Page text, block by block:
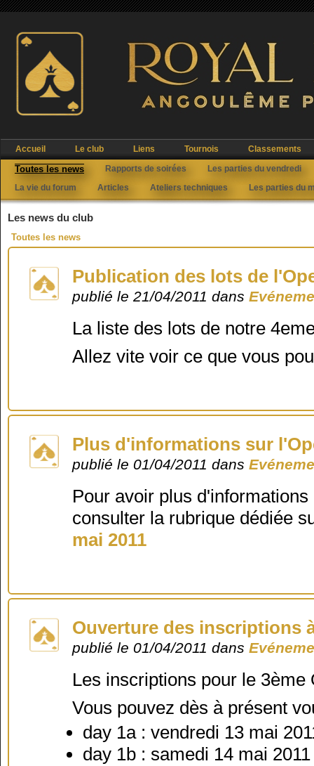
Accueil Le club Liens Tournois Classements
Toutes les news Rapports de soirées
Les parties du vendredi
La vie du forum
Articles Ateliers techniques Les parties du
Les news du club
Toutes les news
Publication des lots de
publié le 21/04/2011 dans
La liste des lots de notre
Allez vite voir ce que vous
Plus d'informations sur
publié le 01/04/2011 dans
Pour avoir plus
consulter la rubrique dédiée
mai 2011
Ouverture des inscriptions
publié le 01/04/2011 dans
Les inscriptions pour le
Vous pouvez dès à présent
day 1a : vendredi 13 mai
day 1b : samedi 14 mai